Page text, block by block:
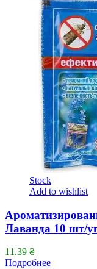
Stock
Add to wishlist
Лаванда 10 шт/
11.39 ₴
Подробнее